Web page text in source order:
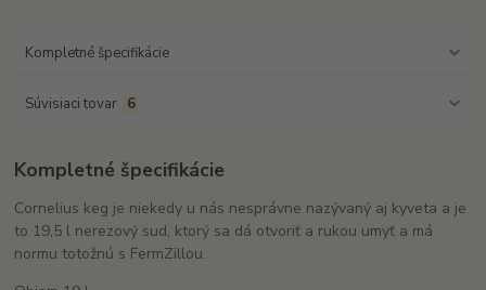
Kompletné špecifikácie
Súvisiaci tovar 6
Kompletné špecifikácie
Cornelius keg je niekedy u nás nesprávne nazývaný aj kyveta a je
to 19,5 l nerezový sud, ktorý sa dá otvoriť a rukou umyť a má
normu totožnú s FermZillou.